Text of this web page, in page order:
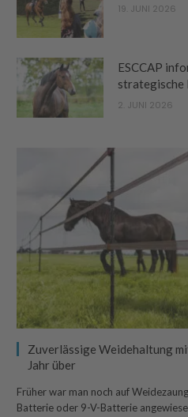
19. JUNI 2026
ESCCAP
strategische
2. JUNI 2026
Zuverlässige Weidehaltung
Jahr über
Früher war man noch auf
Batterie oder 9-V-Batterie